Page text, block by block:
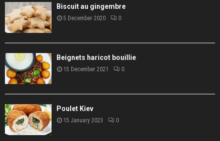
Biscuit au gingembre
5 December 2020 0
Beignets haricot bouillie
15 December 2021 0
Poulet Kiev
15 January 2023 0